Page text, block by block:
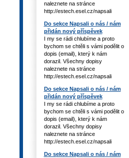
naleznete na stránce
http://estech.esel.cz/napsali
Do sekce Napsali o nás / nám
přidán nový příspěvek
I my se rádi chlubíme a proto
bychom se chtěli s vámi podělit o
dopis (email), který k nám
dorazil. Všechny dopisy
naleznete na stránce
http://estech.esel.cz/napsali
Do sekce Napsali o nás / nám
přidán nový příspěvek
I my se rádi chlubíme a proto
bychom se chtěli s vámi podělit o
dopis (email), který k nám
dorazil. Všechny dopisy
naleznete na stránce
http://estech.esel.cz/napsali
Do sekce Napsali o nás / nám